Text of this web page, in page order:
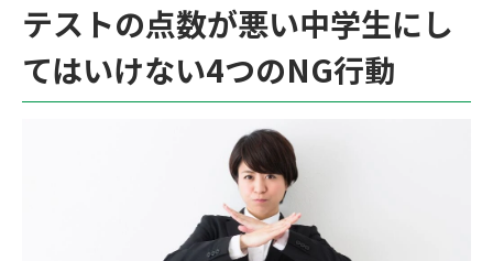
テストの点数が悪い中学生にし
てはいけない4つのNG行動